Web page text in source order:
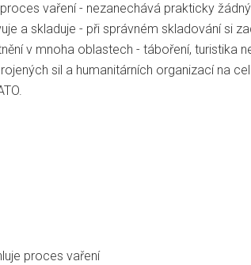
vaření - nezanechává prakticky
a skladuje - při správném skladování si
v mnoha oblastech - táboření, turistika
sil a humanitárních organizací na
proces vaření